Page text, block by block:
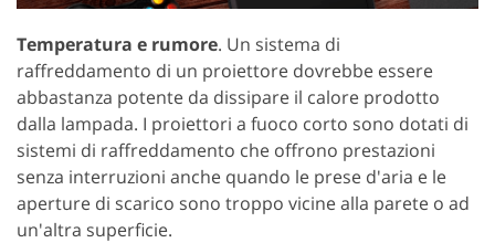
Temperatura e rumore. Un sistema di
raffreddamento di un proiettore dovrebbe essere
abbastanza potente da dissipare il calore prodotto
dalla lampada. I proiettori a fuoco corto sono dotati di
sistemi di raffreddamento che offrono prestazioni
senza interruzioni anche quando le prese d'aria e le
aperture di scarico sono troppo vicine alla parete o ad
un'altra superficie.